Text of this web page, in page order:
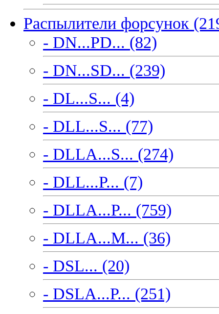
Распылители форсунок
- DN...PD... (82)
- DN...SD... (239)
- DL...S... (4)
- DLL...S... (77)
- DLLA...S... (274)
- DLL...P... (7)
- DLLA...P... (759)
- DLLA...M... (36)
- DSL... (20)
- DSLA...P... (251)